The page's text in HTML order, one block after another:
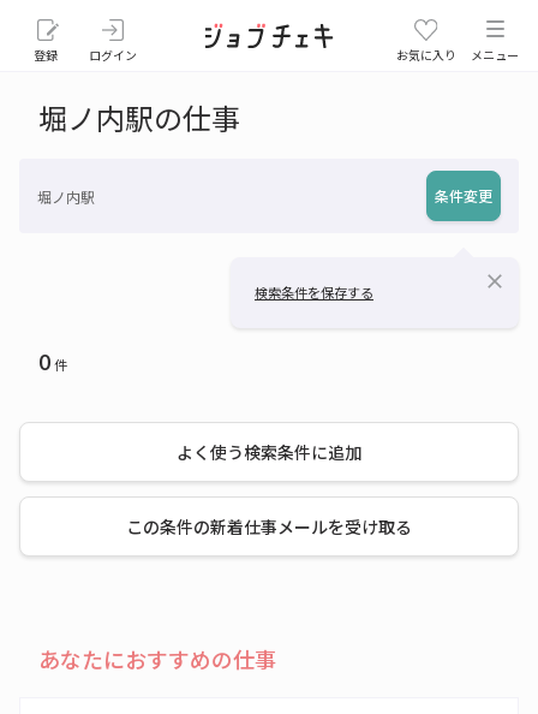
登録 ログイン お気に入り メニュー
堀ノ内駅の仕事
堀ノ内駅 条件変更
検索条件を保存する close
0件
よく使う検索条件に追加
この条件の新着仕事メールを受け取る
あなたにおすすめの仕事